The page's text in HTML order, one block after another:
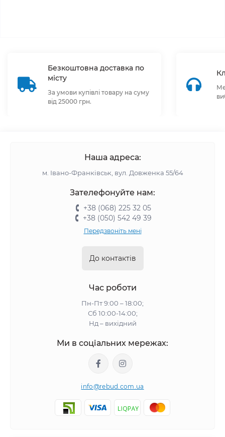
Безкоштовна доставка по
місту
За умови купівлі товару на суму
від 25000 грн.
Наша адреса:
м. Івано-Франківськ, вул. Довженка 55/64
Зателефонуйте нам:
+38 (068) 225 32 05
+38 (050) 542 49 39
Передзвоніть мені
До контактів
Час роботи
Пн-Пт 9:00 – 18:00;
Сб 10:00-14:00;
Нд – вихідний
Ми в соціальних мережах:
info@rebud.com.ua